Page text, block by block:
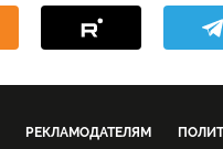
РЕКЛАМОДАТЕЛЯМ